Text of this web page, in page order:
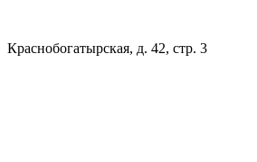
Краснобогатырская, д. 42, стр. 3